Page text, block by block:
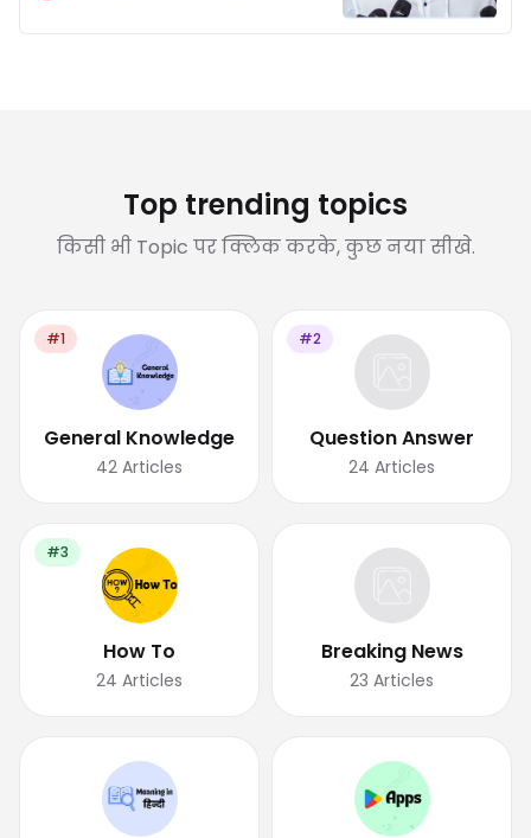
Top trending topics
किसी भी Topic पर क्लिक करके, कुछ नया सीखे.
#1
General Knowledge
42 Articles
#2
Question Answer
24 Articles
#3
How To
24 Articles
Breaking News
23 Articles